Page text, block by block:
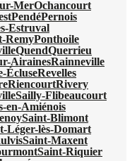
MerOchancourt
PendéPernois
Estruval
RemyPonthoile
QuendQuerrieu
AirainesRainneville
ÉcluseRevelles
RiencourtRivery
Sailly-Flibeaucourt
en-Amiénois
Saint-Blimont
Léger-lès-Domart
Saint-Maxent
Saint-Riquier